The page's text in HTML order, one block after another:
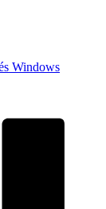
Windows